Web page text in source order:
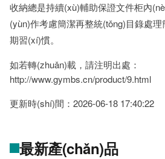
收納總是持續(xù)輔助保證文件柜內
(yùn)作考慮簡潔再整統(tǒng)目錄處
期習(xí)慣。
如若轉(zhuǎn)載，請注明出處：
http://www.gymbs.cn/product/9.html
更新時(shí)間：2026-06-18 17:40:22
最新產(chǎn)品